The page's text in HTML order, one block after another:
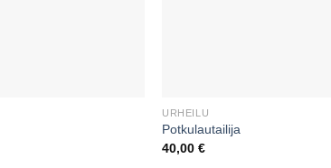
URHEILU
Potkulautailija
40,00€